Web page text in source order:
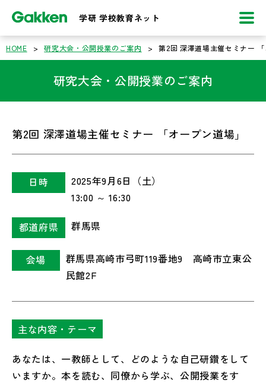
学研 学校教育ネット
HOME > 研究大会・公開授業のご案内 > 第2回 深澤道場主催セミナー
研究大会・公開授業のご案内
第2回 深澤道場主催セミナー 「オープン道場」
日時
2025年9月6日（土）
13:00 ～ 16:30
都道府県 群馬県
会場
群馬県高崎市弓町119番地9 高崎市立東公
民館2F
主な内容・テーマ
あなたは、一教師として、どのような自己研鑽をして
いますか。本を読む、同僚から学ぶ、公開授業をす